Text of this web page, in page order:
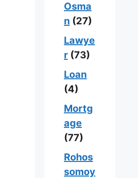
Osma
n (27)
Lawye
r (73)
Loan
(4)
Mortg
age
(77)
Rohos
somoy